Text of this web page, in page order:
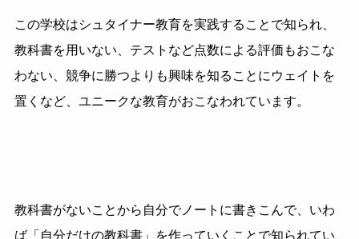
この学校はシュタイナー教育を実践することで知られ、
教科書を用いない、テストなど点数による評価もおこな
わない、競争に勝つよりも興味を知ることにウェイトを
置くなど、ユニークな教育がおこなわれています。
教科書がないことから自分でノートに書きこんで、いわ
ば「自分だけの教科書」を作っていくことで知られてい